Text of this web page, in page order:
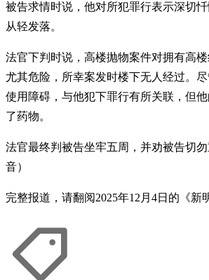
被告求情时说，他对所犯罪行表示深切
从轻发落。
法官下判时说，高楼抛物案件对拥有高楼
尤其危险，所幸案发时楼下无人经过。
使用障碍，与他犯下罪行有所关联，但
了药物。
法官最终判被告坐牢五周，并劝被告切
音）
完整报道，请翻阅2025年12月4日的《新